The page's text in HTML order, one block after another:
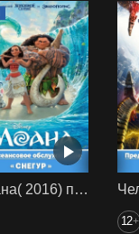
Моана( 2016) предс. обсл. Снегур
12+